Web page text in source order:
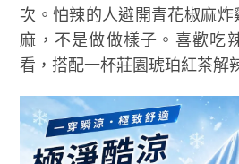
次。怕辣的人避開青花椒麻
麻，不是做做樣子。喜歡吃
看，搭配一杯莊園琥珀紅茶解